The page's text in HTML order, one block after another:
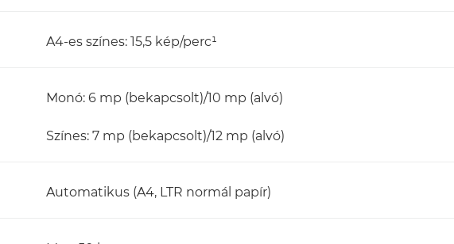
A4-es színes: 15,5 kép/perc¹
Monó: 6 mp (bekapcsolt)/10 mp (alvó)
Színes: 7 mp (bekapcsolt)/12 mp (alvó)
Automatikus (A4, LTR normál papír)